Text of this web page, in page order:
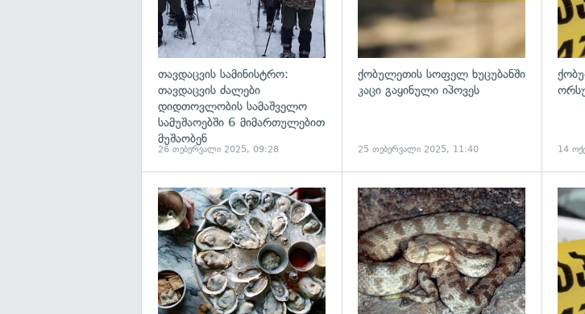
თავდაცვის სამინისტრო:
თავდაცვის ძალები
დიდთოვლობის სამაშველო
სამუშაოებში 6 მიმართულებით
მუშაობენ
26 თებერვალი 2025, 09:28
ქობულეთის სოფელ ხუცუბანში
კაცი გაყინული იპოვეს
25 თებერვალი 2025, 11:40 14
გადახედვა